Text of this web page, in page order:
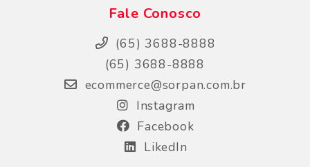
Fale Conosco
(65) 3688-8888
(65) 3688-8888
ecommerce@sorpan.com.br
Instagram
Facebook
LikedIn